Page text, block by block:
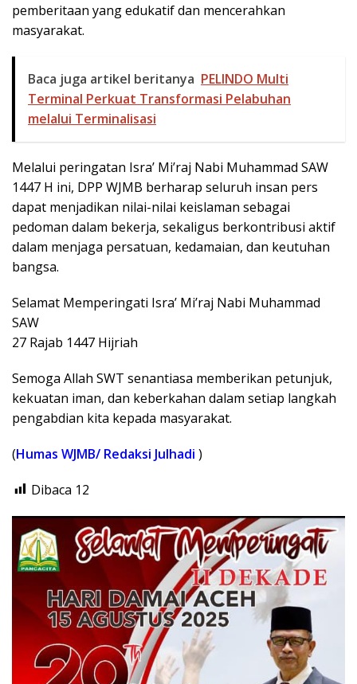
pemberitaan yang edukatif dan mencerahkan
masyarakat.
Baca juga artikel beritanya PELINDO Multi
Terminal Perkuat Transformasi Pelabuhan
melalui Terminalisasi
Melalui peringatan Isra’ Mi’raj Nabi Muhammad SAW
1447 H ini, DPP WJMB berharap seluruh insan pers
dapat menjadikan nilai-nilai keislaman sebagai
pedoman dalam bekerja, sekaligus berkontribusi aktif
dalam menjaga persatuan, kedamaian, dan keutuhan
bangsa.
Selamat Memperingati Isra’ Mi’raj Nabi Muhammad
SAW
27 Rajab 1447 Hijriah
Semoga Allah SWT senantiasa memberikan petunjuk,
kekuatan iman, dan keberkahan dalam setiap langkah
pengabdian kita kepada masyarakat.
(Humas WJMB/ Redaksi Julhadi )
Dibaca 12